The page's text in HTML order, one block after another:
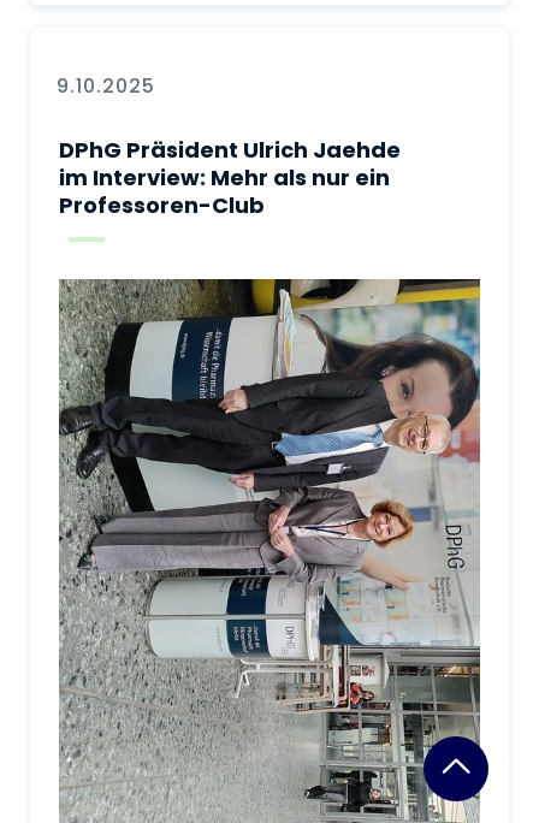
9.10.2025
DPhG Präsident Ulrich Jaehde
im Interview: Mehr als nur ein
Professoren-Club